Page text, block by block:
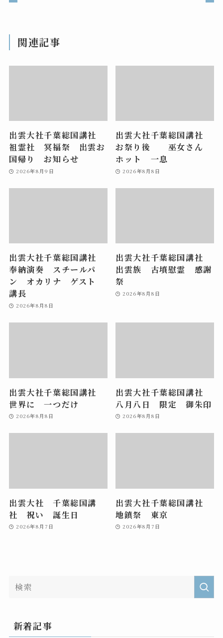
関連記事
出雲大社千葉総国講社
祖霊社 冥福祭 出雲お
国帰り お知らせ
2026年8月9日
出雲大社千葉総国講社
お祭り後 巫女さん
ホット 一息
2026年8月8日
出雲大社千葉総国講社
奉納演奏 スチールパ
ン オカリナ ゲスト
講長
2026年8月8日
出雲大社千葉総国講社
出雲族 古墳慰霊 感謝
祭
2026年8月8日
出雲大社千葉総国講社
世界に 一つだけ
2026年8月8日
出雲大社千葉総国講社
八月八日 限定 御朱印
2026年8月8日
出雲大社 千葉総国講
社 祝い 誕生日
2026年8月7日
出雲大社千葉総国講社
地鎮祭 東京
2026年8月7日
新着記事